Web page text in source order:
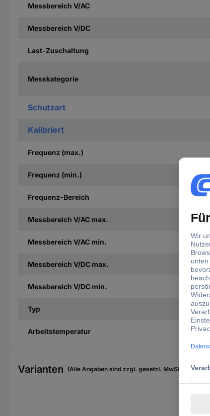
Messbereich V/AC
Messbereich V/DC
Last-Zuschaltung
Messkategorie
Schutzart
Kalibriert
Frequenz (max.)
Frequenz (min.)
Frequenz-Bereich
Messbereich V/AC max.
Messbereich V/AC min.
Messbereich V/DC max.
Messbereich V/DC min.
Typ
Arbeitstemperatur
Varianten (Alle Angaben sind zzgl. gesetzl. MwSt., zzgl.